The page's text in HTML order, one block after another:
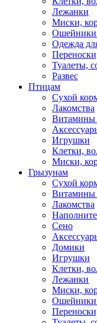
Лежанки
Миски,
Ошейники
Одежда
Туалеты,
Развес
Птицам
Сухой
Лакомства
Витамины
Игрушки
Клетки,
Миски,
Грызунам
Сухой
Витамины
Лакомства
Сено
Домики
Игрушки
Клетки,
Лежанки
Миски,
Ошейники